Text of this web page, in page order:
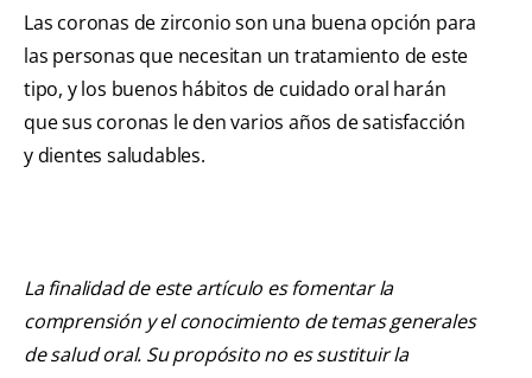
Las coronas de zirconio son una buena opción para
las personas que necesitan un tratamiento de este
tipo, y los buenos hábitos de cuidado oral harán
que sus coronas le den varios años de satisfacción
y dientes saludables.
La finalidad de este artículo es fomentar la
comprensión y el conocimiento de temas generales
de salud oral. Su propósito no es sustituir la